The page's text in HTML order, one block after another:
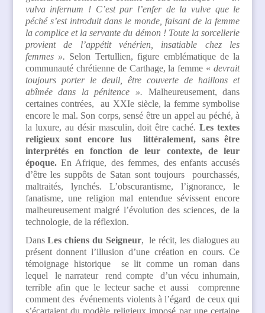
vulva infernum ! C’est par l’enfer de la vulve que le
péché s’est introduit dans le monde, faisant de la femme
la complice et la servante du démon ! Toute la sorcellerie
provient de l’appétit vénérien, insatiable chez les
femmes ». Selon Tertullien, figure emblématique de la
communauté chrétienne de Carthage, la femme «devrait
toujours porter le deuil, être couverte de haillons et
abîmée dans la pénitence ». Malheureusement, dans
certaines contrées, au XXIe siècle, la femme symbolise
encore le mal. Son corps, sensé être un appel au péché, à
la luxure, au désir masculin, doit être caché.Les textes
religieux sont encore lus littéralement, sans être
interprétés en fonction de leur contexte, de leur
époque. En Afrique, des femmes, des enfants accusés
d’être les suppôts de Satan sont toujours pourchassés,
maltraités, lynchés. L’obscurantisme, l’ignorance, le
fanatisme, une religion mal entendue sévissent encore
malheureusement malgré l’évolution des sciences, de la
technologie, de la réflexion.
DansLes chiens du Seigneur, le récit, les dialogues au
présent donnent l’illusion d’une création en cours. Ce
témoignage historique se lit comme un roman dans
lequel le narrateur rend compte d’un vécu inhumain,
terrible afin que le lecteur sache et aussi comprenne
comment des événements violents à l’égard de ceux qui
s’écartaient du modèle religieux imposé par une certaine